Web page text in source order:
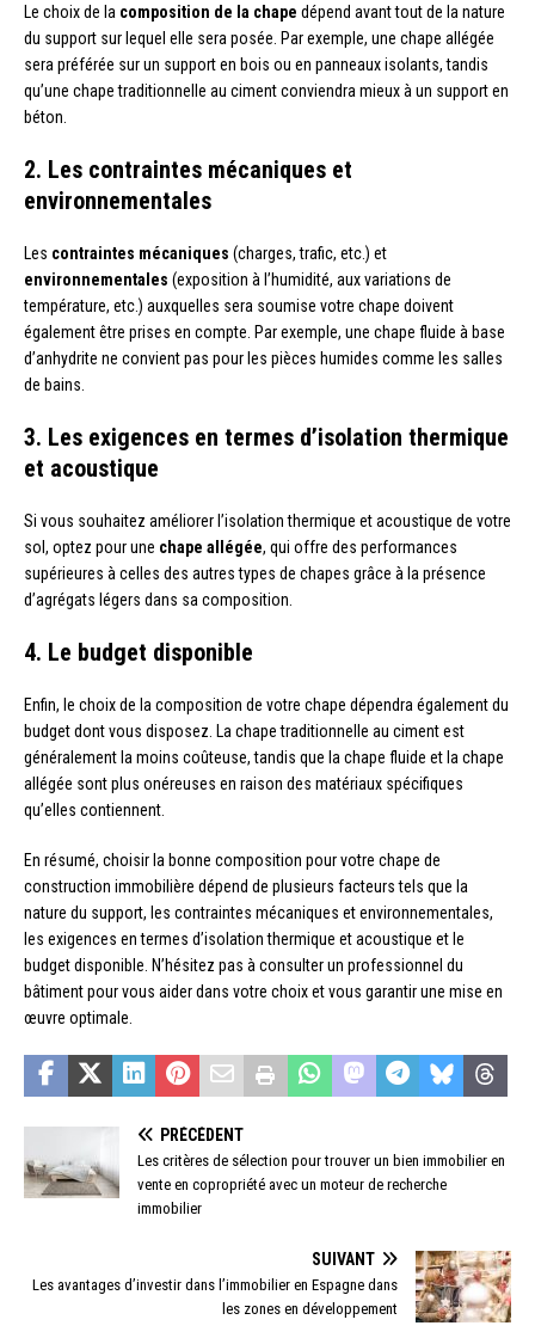
Le choix de la composition de la chape dépend avant tout de la nature
du support sur lequel elle sera posée. Par exemple, une chape allégée
sera préférée sur un support en bois ou en panneaux isolants, tandis
qu’une chape traditionnelle au ciment conviendra mieux à un support en
béton.
2. Les contraintes mécaniques et
environnementales
Les contraintes mécaniques (charges, trafic, etc.) et
environnementales (exposition à l’humidité, aux variations de
température, etc.) auxquelles sera soumise votre chape doivent
également être prises en compte. Par exemple, une chape fluide à base
d’anhydrite ne convient pas pour les pièces humides comme les salles
de bains.
3. Les exigences en termes d’isolation thermique
et acoustique
Si vous souhaitez améliorer l’isolation thermique et acoustique de votre
sol, optez pour une chape allégée, qui offre des performances
supérieures à celles des autres types de chapes grâce à la présence
d’agrégats légers dans sa composition.
4. Le budget disponible
Enfin, le choix de la composition de votre chape dépendra également du
budget dont vous disposez. La chape traditionnelle au ciment est
généralement la moins coûteuse, tandis que la chape fluide et la chape
allégée sont plus onéreuses en raison des matériaux spécifiques
qu’elles contiennent.
En résumé, choisir la bonne composition pour votre chape de
construction immobilière dépend de plusieurs facteurs tels que la
nature du support, les contraintes mécaniques et environnementales,
les exigences en termes d’isolation thermique et acoustique et le
budget disponible. N’hésitez pas à consulter un professionnel du
bâtiment pour vous aider dans votre choix et vous garantir une mise en
œuvre optimale.
PRÉCÉDENT
Les critères de sélection pour trouver un bien immobilier en
vente en copropriété avec un moteur de recherche
immobilier
SUIVANT
Les avantages d’investir dans l’immobilier en Espagne dans
les zones en développement